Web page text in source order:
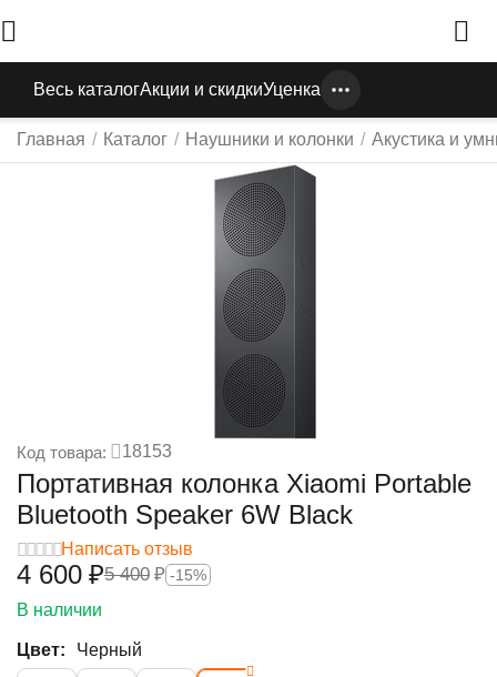
Весь каталогАкции и скидкиУценка
Главная / Каталог / Наушники и колонки / Акустика и
Код товара: 18153
Портативная колонка Xiaomi Portable
Bluetooth Speaker 6W Black
Написать отзыв
4 600 ₽5 400 ₽ -15%
В наличии
Цвет: Черный